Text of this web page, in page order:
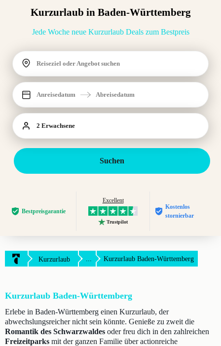
Kurzurlaub in Baden-Württemberg
Jede Woche neue Kurzurlaub Deals zum Bestpreis
Reiseziel oder Angebot suchen
Anreisedatum Abreisedatum
2 Erwachsene
Suchen
Bestpreis­garantie
Excellent
Trustpilot
Kostenlos
stornierbar
Kurzurlaub ... Kurzurlaub Baden-Württemberg
Kurzurlaub Baden-Württemberg
Erlebe in Baden-Württemberg einen Kurzurlaub, der
abwechslungsreicher nicht sein könnte. Genieße zu zweit die
Romantik des Schwarzwaldes oder freu dich in den zahlreichen
Freizeitparks mit der ganzen Familie über actionreiche